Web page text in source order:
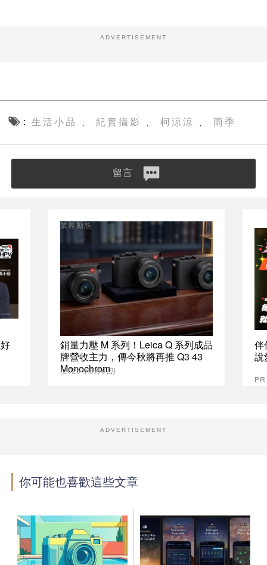
ADVERTISEMENT
生活小品 紀實攝影 柯涼涼 雨季
留言
銷量力壓 M 系列！Leica Q 系列成品
牌營收主力，傳今秋將再推 Q3 43
Monochrom
業界動態
(2026年8月6日)
伴
說
ADVERTISEMENT
你可能也喜歡這些文章